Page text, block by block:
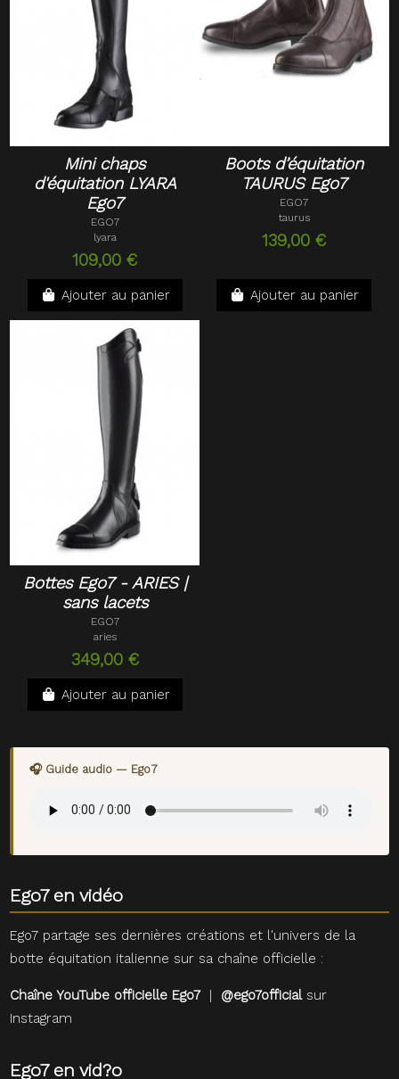
Mini chaps
d'équitation LYARA
Ego7
EGO7
lyara
109,00 €
Ajouter au panier
Boots d’équitation
TAURUS Ego7
EGO7
taurus
139,00 €
Ajouter au panier
Bottes Ego7 - ARIES |
sans lacets
EGO7
aries
349,00 €
Ajouter au panier
🎧 Guide audio — Ego7
Ego7 en vidéo
Ego7 partage ses dernières créations et l'univers de la
botte équitation italienne sur sa chaîne officielle :
Chaîne YouTube officielle Ego7| @ego7officialsur
Instagram
Ego7 en vid?o